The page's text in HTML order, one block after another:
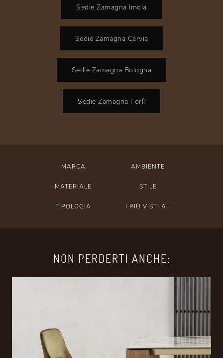
Sedie Zamagna Imola
Sedie Zamagna Cervia
Sedie Zamagna Bologna
Sedie Zamagna Forlì
MARCA AMBIENTE
MATERIALE STILE
TIPOLOGIA I PIÙ VISTI A :
NON PERDERTI ANCHE: